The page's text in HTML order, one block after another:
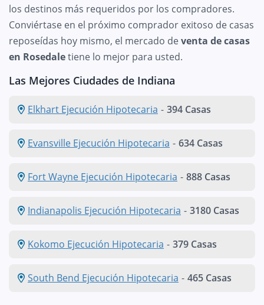
los destinos más requeridos por los compradores.
Conviértase en el próximo comprador exitoso de casas
reposeídas hoy mismo, el mercado deventa de casas
en Rosedaletiene lo mejor para usted.
Las Mejores Ciudades de Indiana
Elkhart Ejecución Hipotecaria - 394 Casas
Evansville Ejecución Hipotecaria - 634 Casas
Fort Wayne Ejecución Hipotecaria - 888 Casas
Indianapolis Ejecución Hipotecaria - 3180 Casas
Kokomo Ejecución Hipotecaria - 379 Casas
South Bend Ejecución Hipotecaria - 465 Casas